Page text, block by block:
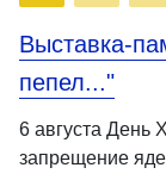
Выставка-
пепел..."
6 августа День
запрещение